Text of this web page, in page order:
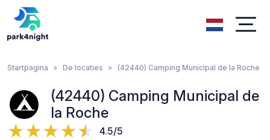
Startpagina De locaties (42440) Camping Municipal de la Roche
(42440) Camping Municipal de
la Roche
4.5/5